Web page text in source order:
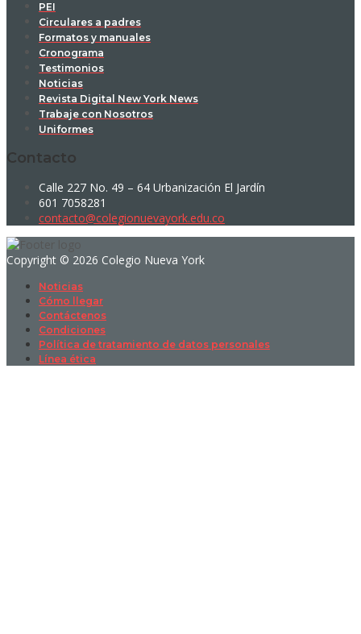
PEI
Circulares a padres
Formatos y manuales
Cronograma
Testimonios
Noticias
Revista Digital New York News
Trabaje con Nosotros
Uniformes
Contacto
Calle 227 No. 49 – 64 Urbanización El Jardín
601 7058281
contacto@colegionuevayork.edu.co
Copyright © 2026 Colegio Nueva York
Noticias
Cómo llegar
Contáctenos
Condiciones
Política de tratamiento de datos personales
Línea ética